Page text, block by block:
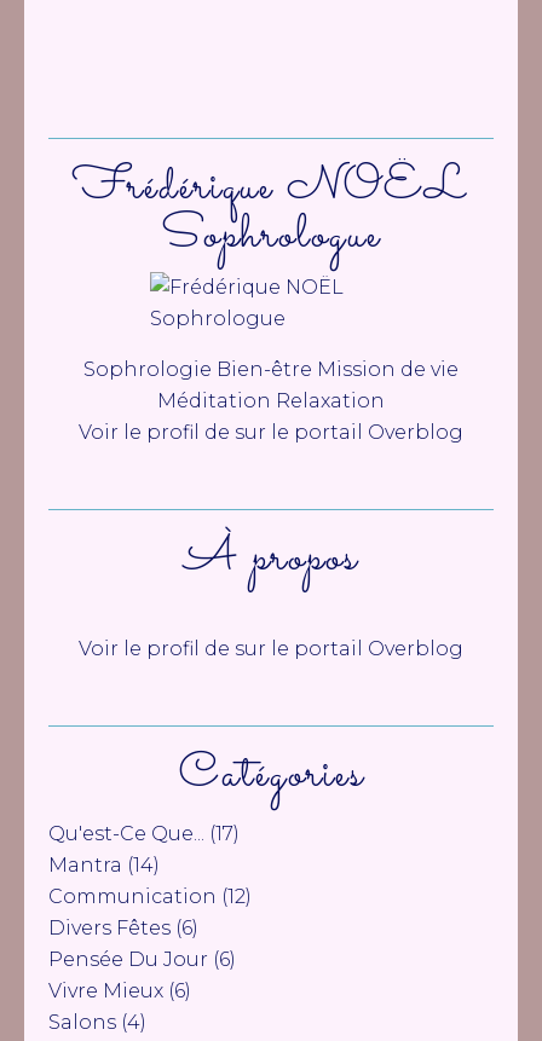
Catégories
Qu'est-Ce Que... (17)
Mantra (14)
Communication (12)
Divers Fêtes (6)
Pensée Du Jour (6)
Vivre Mieux (6)
Salons (4)
Frédérique NOËL
Sophrologue
Sophrologie Bien-être Mission de vie
Méditation Relaxation
Voir le profil de sur le portail Overblog
À propos
Voir le profil de sur le portail Overblog